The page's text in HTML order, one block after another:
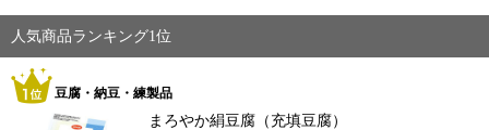
人気商品ランキング1位
豆腐・納豆・練製品
まろやか絹豆腐（充填豆腐）